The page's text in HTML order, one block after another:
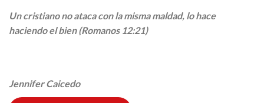
Un cristiano no ataca con la misma maldad, lo hace
haciendo el bien (Romanos 12:21)
Jennifer Caicedo